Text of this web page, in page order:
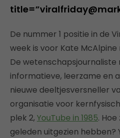
De nummer 1 positie in de
week is voor Kate
De wetenschapsjournaliste
informatieve, leerzame en
nieuwe deeltjesversneller
organisatie voor
plek 2,YouTube in 1985.
geleden uitgezien hebben?